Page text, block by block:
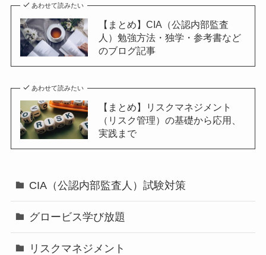
あわせて読みたい
【まとめ】CIA（公認内部監査
人）勉強方法・独学・参考書など
のブログ記事
あわせて読みたい
【まとめ】リスクマネジメント
（リスク管理）の基礎から応用、
実践まで
CIA（公認内部監査人）試験対策
グロービス学び放題
リスクマネジメント